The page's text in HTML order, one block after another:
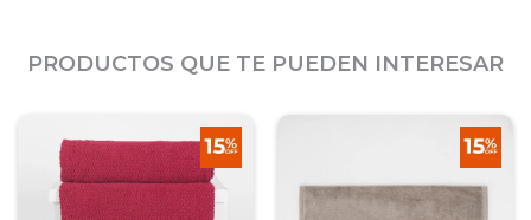
PRODUCTOS QUE TE PUEDEN INTERESAR